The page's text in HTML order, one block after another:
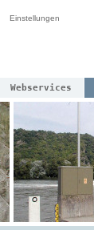
Einstellungen
Webservices